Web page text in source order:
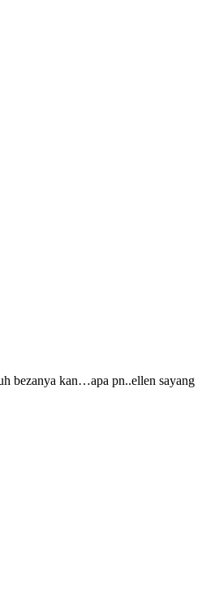
bezanya kan…apa pn..ellen sayang